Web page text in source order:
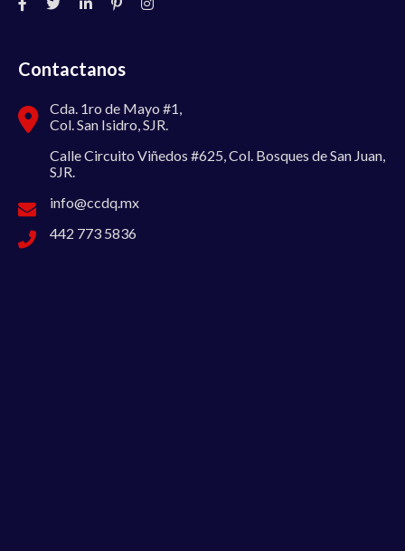
Contactanos
Cda. 1ro de Mayo #1,
Col. San Isidro, SJR.
Calle Circuito Viñedos #625, Col. Bosques de San Juan,
SJR.
info@ccdq.mx
442 773 5836